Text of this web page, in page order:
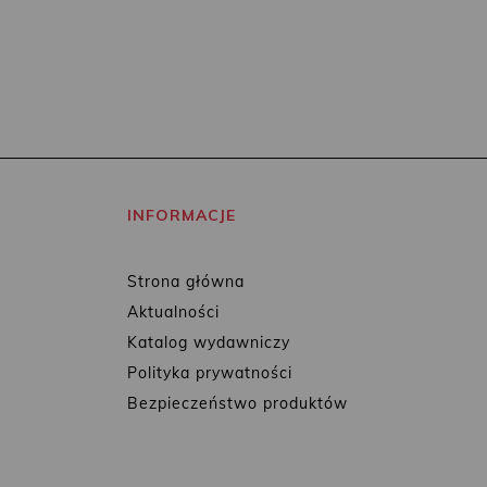
INFORMACJE
Strona główna
Aktualności
Katalog wydawniczy
Polityka prywatności
Bezpieczeństwo produktów